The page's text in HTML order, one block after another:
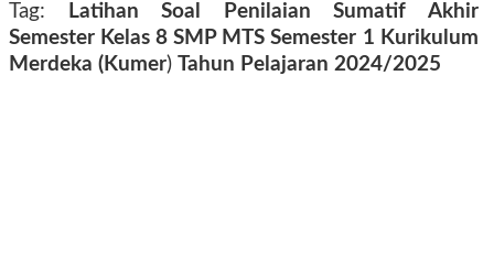
Tag:
Latihan Soal Penilaian Sumatif Akhir
Semester Kelas 8 SMP MTS Semester 1 Kurikulum
Merdeka (Kumer) Tahun Pelajaran 2024/2025